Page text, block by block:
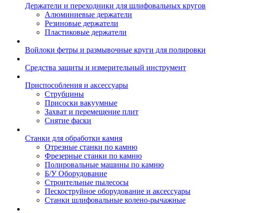
Держатели и переходники для шлифовальных кругов
Алюминиевые держатели
Резиновые держатели
Пластиковые держатели
Войлоки фетры и размывочные круги для полировки
Средства защиты и измерительный инструмент
Приспособления и аксессуары
Струбцины
Присоски вакуумные
Захват и перемещение плит
Снятие фаски
Станки для обработки камня
Отрезные станки по камню
Фрезерные станки по камню
Полировальные машины по камню
Б/У Оборудование
Строительные пылесосы
Пескоструйное оборудование и аксессуары
Станки шлифовальные колено-рычажные